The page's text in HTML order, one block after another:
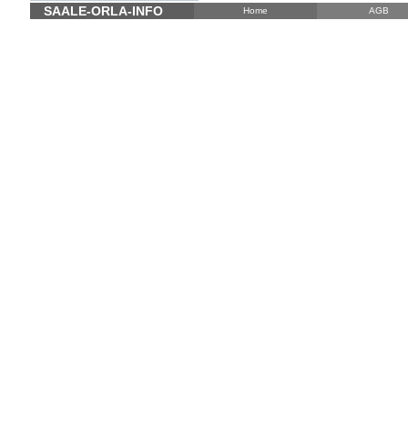
SAALE-ORLA-INFO Home AGB